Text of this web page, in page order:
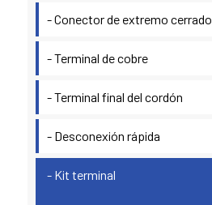
- Conector de extremo cerrado
- Terminal de cobre
- Terminal final del cordón
- Desconexión rápida
- Kit terminal